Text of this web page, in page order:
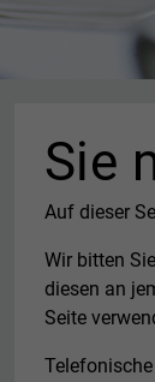
Sie
Auf dieser
Wir bitten
diesen an
Seite